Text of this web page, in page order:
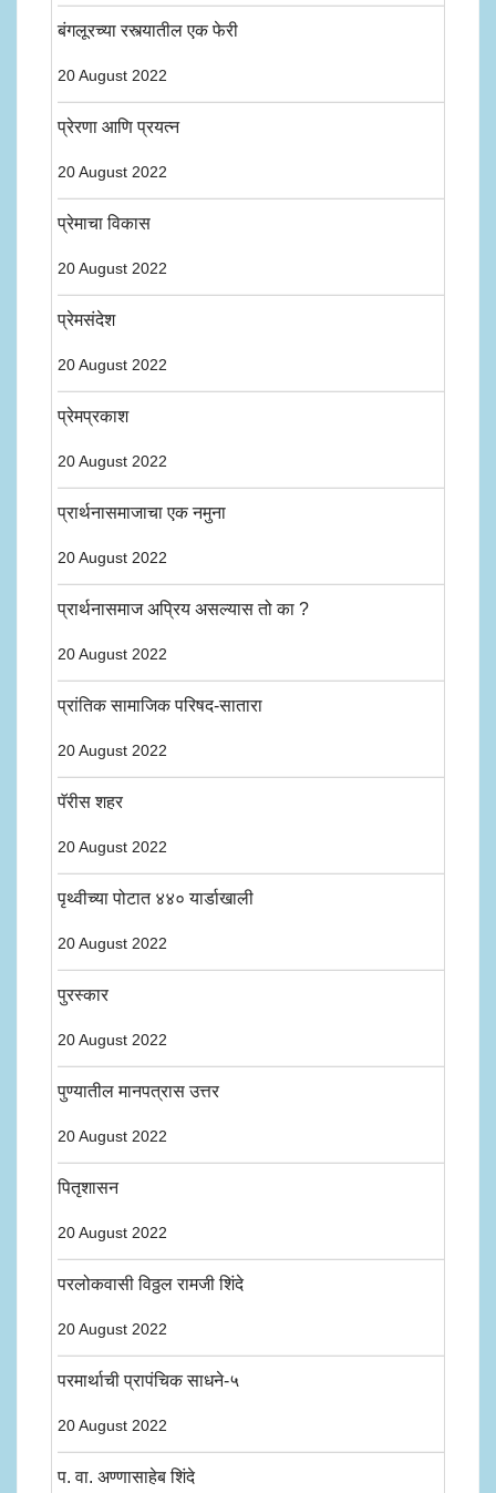
बंगलूरच्या रस्त्यातील एक फेरी
20 August 2022
प्रेरणा आणि प्रयत्न
20 August 2022
प्रेमाचा विकास
20 August 2022
प्रेमसंदेश
20 August 2022
प्रेमप्रकाश
20 August 2022
प्रार्थनासमाजाचा एक नमुना
20 August 2022
प्रार्थनासमाज अप्रिय असल्यास तो का ?
20 August 2022
प्रांतिक सामाजिक परिषद-सातारा
20 August 2022
पॅरीस शहर
20 August 2022
पृथ्वीच्या पोटात ४४० यार्डाखाली
20 August 2022
पुरस्कार
20 August 2022
पुण्यातील मानपत्रास उत्तर
20 August 2022
पितृशासन
20 August 2022
परलोकवासी विठ्ठल रामजी शिंदे
20 August 2022
परमार्थाची प्रापंचिक साधने-५
20 August 2022
प. वा. अण्णासाहेब शिंदे